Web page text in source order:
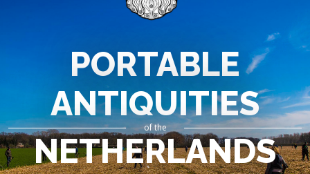
PORTABLE
ANTIQUITIES
of the
NETHERLANDS